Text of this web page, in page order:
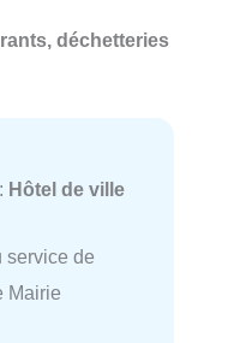
déchetteries
Hôtel de ville
service de
Mairie